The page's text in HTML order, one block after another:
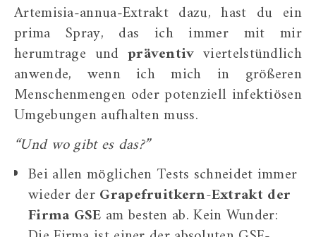
Artemisia-annua-Extrakt dazu, hast du ein
prima Spray, das ich immer mit mir
herumtrage und präventiv viertelstündlich
anwende, wenn ich mich in größeren
Menschenmengen oder potenziell infektiösen
Umgebungen aufhalten muss.
“Und wo gibt es das?”
Bei allen möglichen Tests schneidet immer
wieder derGrapefruitkern-Extrakt der
Firma GSE am besten ab. Kein Wunder: